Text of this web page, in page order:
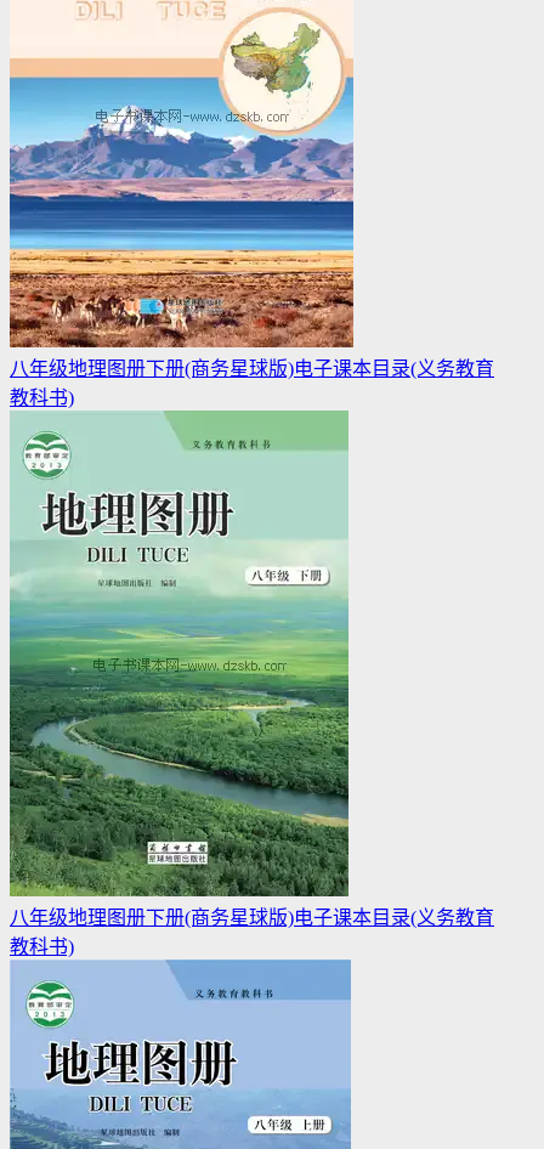
八年级地理图册下册(商务星球版)电子课本目录(义务教育
教科书)
八年级地理图册下册(商务星球版)电子课本目录(义务教育
教科书)